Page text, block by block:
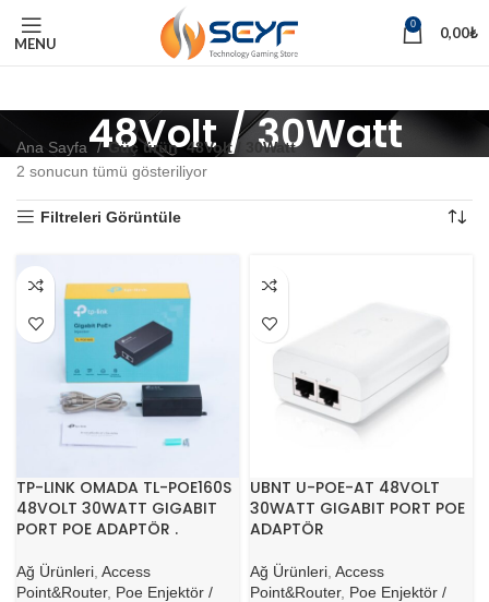
MENU
0 0,00₺
48Volt / 30Watt
Ana Sayfa Güç ürün 48Volt / 30Watt
2 sonucun tümü gösteriliyor
Filtreleri Görüntüle
TP-LINK OMADA TL-POE160S
48VOLT 30WATT GIGABIT
PORT POE ADAPTÖR .
Ağ Ürünleri Access
Point&Router, Poe Enjektör /
UBNT U-POE-AT 48VOLT
30WATT GIGABIT PORT POE
ADAPTÖR
Ağ Ürünleri Access
Point&Router, Poe Enjektör /